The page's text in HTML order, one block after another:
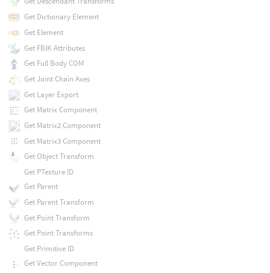
Get Dictionary Element
Get Element
Get FBIK Attributes
Get Full Body COM
Get Joint Chain Axes
Get Layer Export
Get Matrix Component
Get Matrix2 Component
Get Matrix3 Component
Get Object Transform
Get PTexture ID
Get Parent
Get Parent Transform
Get Point Transform
Get Point Transforms
Get Primitive ID
Get Vector Component